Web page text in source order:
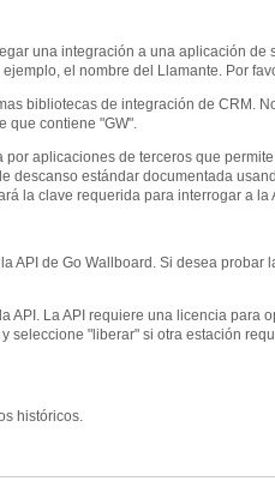
una integración a una aplicación de
el nombre del Llamante. Por
bibliotecas de integración de CRM.
que contiene "GW".
aplicaciones de terceros que
descanso estándar documentada
la clave requerida para interrogar a la
API de Go Wallboard. Si desea probar
API. La API requiere una licencia para
seleccione "liberar" si otra estación
históricos.